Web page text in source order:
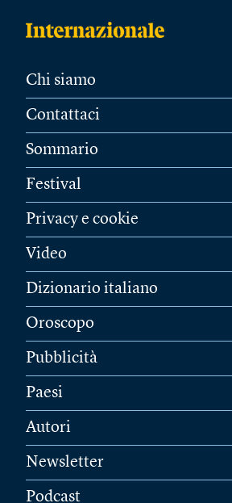
Chi siamo
Contattaci
Sommario
Festival
Privacy e cookie
Video
Dizionario italiano
Oroscopo
Pubblicità
Paesi
Autori
Newsletter
Podcast